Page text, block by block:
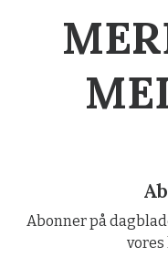
Abonner på
vores